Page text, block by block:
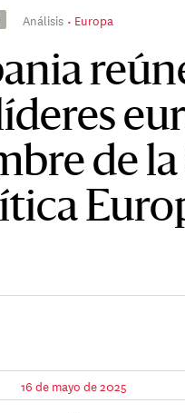
Análisis Europa
de
16 de mayo de 2025